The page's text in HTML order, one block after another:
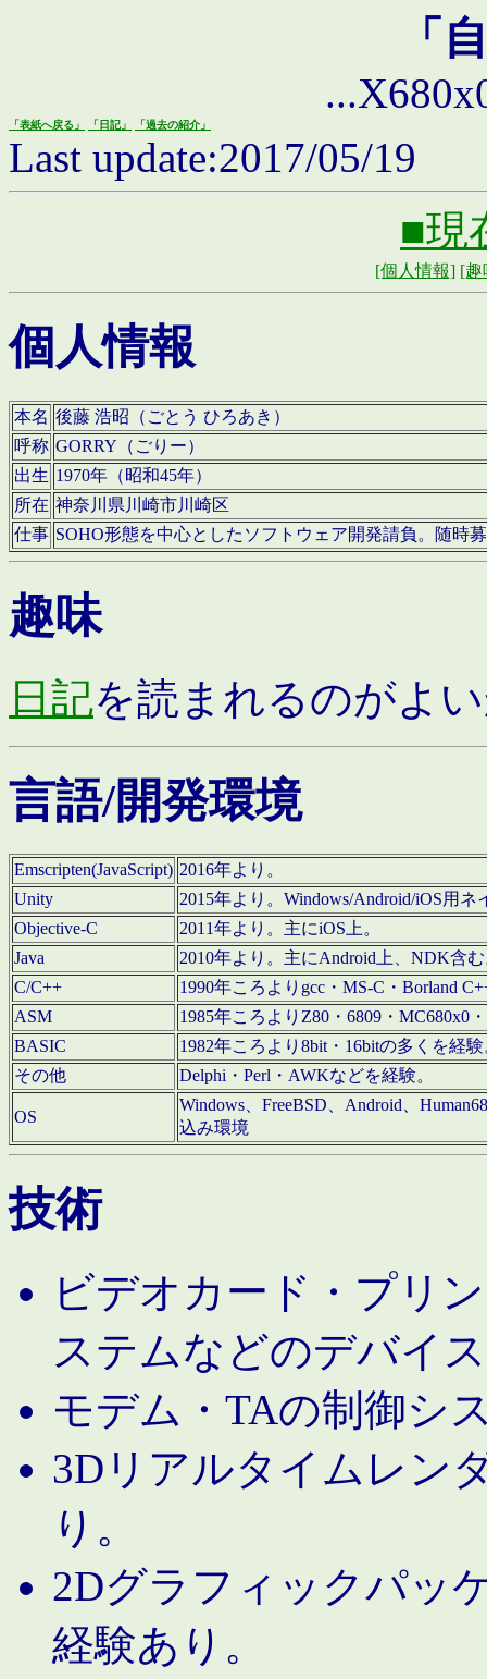
「
「表紙へ戻る」 「日記」 「過去の紹介」
Last update:2017/05/19
■現
[個人情報] [趣
個人情報
本名 後藤 浩昭（ごとう ひろあき）
呼称 GORRY（ごりー）
出生 1970年（昭和45年）
所在 神奈川県川崎市川崎区
仕事 SOHO形態を中心としたソフトウェア開発請負。随時
趣味
日記を読まれるのがよ
言語/開発環境
Emscripten(JavaScript) 2016年より。
Unity
2015年より。Windows/Android/iOS用
Objective-C
2011年より。主にiOS上。
Java
2010年より。主にAndroid上、NDK含
C/C++
1990年ころよりgcc・MS-C・Borland
ASM
1985年ころよりZ80・6809・MC680x0
BASIC
1982年ころより8bit・16bitの多くを経
その他
Delphi・Perl・AWKなどを経験。
OS
Windows、FreeBSD、Android、
込み環境
技術
ビデオカード・プリ
ステムなどのデバイ
モデム・TAの制御シ
3Dリアルタイムレン
り。
2Dグラフィックパッ
経験あり。